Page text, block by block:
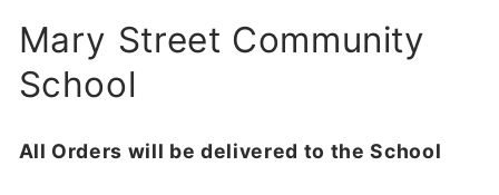
C
o
l
Mary Street Community
School
All Orders will be delivered to the School